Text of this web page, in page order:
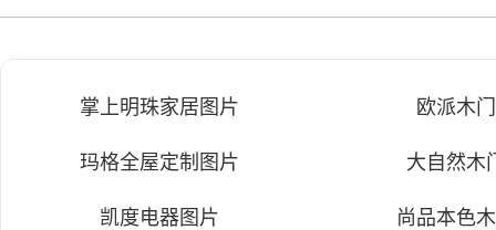
掌上明珠家居图片
玛格全屋定制图片
凯度电器图片
欧派木
大自然木
尚品本色